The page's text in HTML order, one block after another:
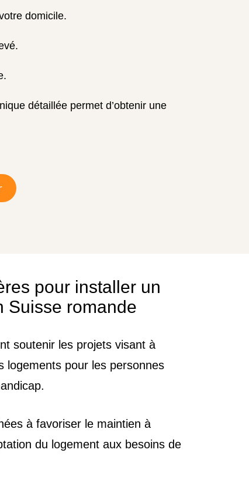
domicile.
détaillée permet d’obtenir une
pour installer un
Suisse romande
soutenir les projets visant à
logements pour les personnes
à favoriser le maintien à
du logement aux besoins de